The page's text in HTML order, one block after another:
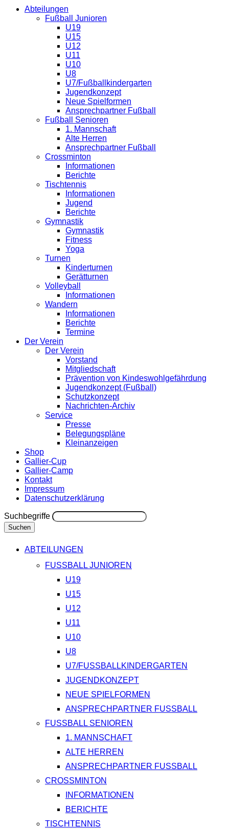
Abteilungen
Fußball Junioren
U19
U15
U12
U11
U10
U8
U7/Fußballkindergarten
Jugendkonzept
Neue Spielformen
Ansprechpartner Fußball
Fußball Senioren
1. Mannschaft
Alte Herren
Ansprechpartner Fußball
Crossminton
Informationen
Berichte
Tischtennis
Informationen
Jugend
Berichte
Gymnastik
Gymnastik
Fitness
Yoga
Turnen
Kinderturnen
Gerätturnen
Volleyball
Informationen
Wandern
Informationen
Berichte
Termine
Der Verein
Der Verein
Vorstand
Mitgliedschaft
Prävention von Kindeswohlgefährdung
Jugendkonzept (Fußball)
Schutzkonzept
Nachrichten-Archiv
Service
Presse
Belegungspläne
Kleinanzeigen
Shop
Gallier-Cup
Gallier-Camp
Kontakt
Impressum
Datenschutzerklärung
Suchbegriffe
Suchen
ABTEILUNGEN
FUSSBALL JUNIOREN
U19
U15
U12
U11
U10
U8
U7/FUSSBALLKINDERGARTEN
JUGENDKONZEPT
NEUE SPIELFORMEN
ANSPRECHPARTNER FUSSBALL
FUSSBALL SENIOREN
1. MANNSCHAFT
ALTE HERREN
ANSPRECHPARTNER FUSSBALL
CROSSMINTON
INFORMATIONEN
BERICHTE
TISCHTENNIS